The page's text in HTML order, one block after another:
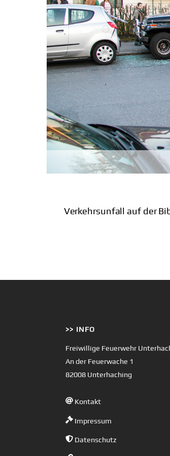
Verkehrsunfall auf der
>> INFO
Freiwillige Feuerwehr
An der Feuerwache 1
82008 Unterhaching
Kontakt
Impressum
Datenschutz